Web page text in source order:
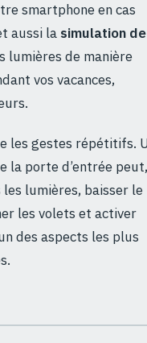
smartphone en cas
aussi la simulation de
lumières de manière
vos vacances,
les gestes répétitifs.
la porte d’entrée peut,
lumières, baisser le
les volets et activer
des aspects les plus